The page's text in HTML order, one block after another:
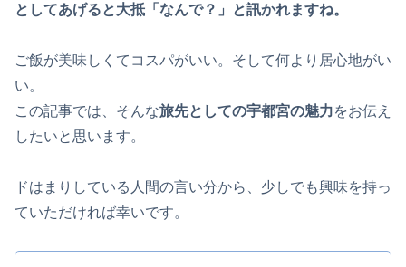
としてあげると大抵「なんで？」と訊かれますね。
ご飯が美味しくてコスパがいい。そして何より居心地がい
い。
この記事では、そんな旅先としての宇都宮の魅力をお伝え
したいと思います。
ドはまりしている人間の言い分から、少しでも興味を持っ
ていただければ幸いです。